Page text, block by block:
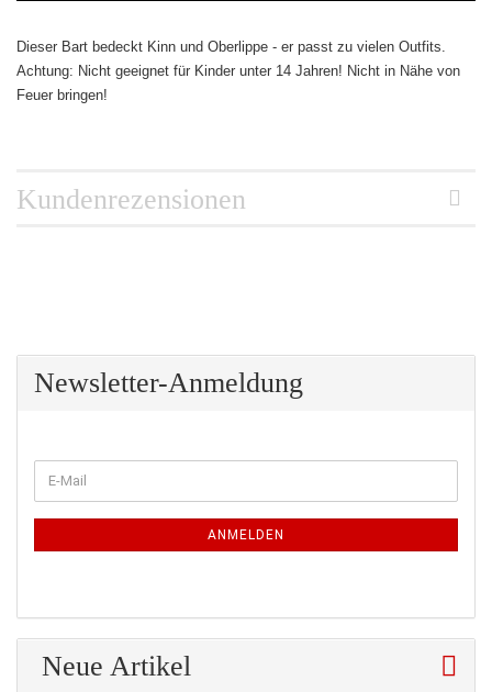
Dieser Bart bedeckt Kinn und Oberlippe - er passt zu vielen Outfits.
Achtung: Nicht geeignet für Kinder unter 14 Jahren! Nicht in Nähe von
Feuer bringen!
Kundenrezensionen
Newsletter-Anmeldung
ZUR
NEWSLETTER-
E-
Mail
ANMELDEN
Neue Artikel